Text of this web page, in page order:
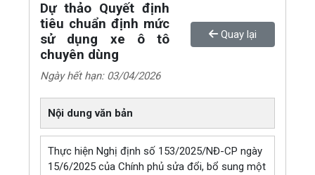
Dự thảo Quyết định
tiêu chuẩn định mức
sử dụng xe ô tô
chuyên dùng
Quay lại
Ngày hết hạn: 03/04/2026
Nội dung văn bản
Thực hiện Nghị định số 153/2025/NĐ-CP ngày
15/6/2025 của Chính phủ sửa đổi, bổ sung một